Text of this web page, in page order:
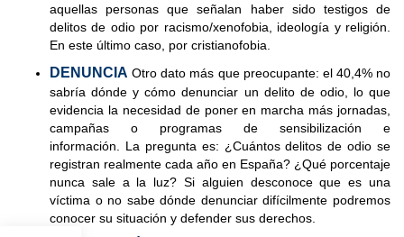
aquellas personas que señalan haber sido testigos de
delitos de odio por racismo/xenofobia, ideología y religión.
En este último caso, por cristianofobia.
DENUNCIA Otro dato más que preocupante: el 40,4% no
sabría dónde y cómo denunciar un delito de odio, lo que
evidencia la necesidad de poner en marcha más jornadas,
campañas o programas de sensibilización e
información. La pregunta es: ¿Cuántos delitos de odio se
registran realmente cada año en España? ¿Qué porcentaje
nunca sale a la luz? Si alguien desconoce que es una
víctima o no sabe dónde denunciar difícilmente podremos
conocer su situación y defender sus derechos.